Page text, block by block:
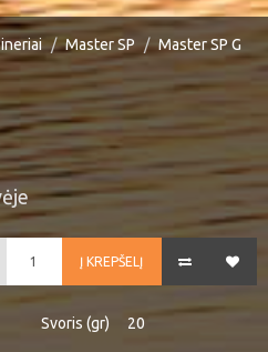
Master SP
Master SP G
Į KREPŠELĮ
Svoris (gr) 20